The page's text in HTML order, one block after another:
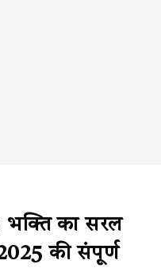
भक्ति का सरल
की संपूर्ण